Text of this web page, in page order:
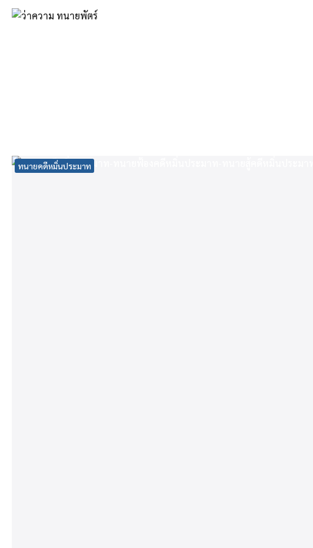
Skip
ทนายคดีหมิ่นประมาท